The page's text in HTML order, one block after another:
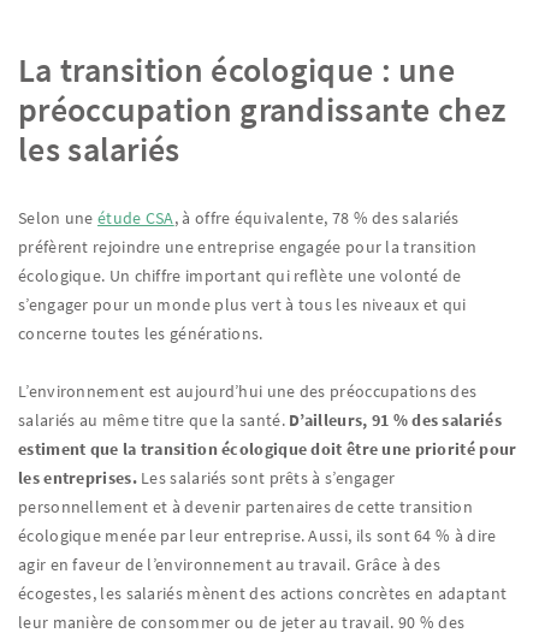
La transition écologique : une
préoccupation grandissante chez
les salariés
Selon une étude CSA, à offre équivalente, 78 % des salariés
préfèrent rejoindre une entreprise engagée pour la transition
écologique. Un chiffre important qui reflète une volonté de
s’engager pour un monde plus vert à tous les niveaux et qui
concerne toutes les générations.
L’environnement est aujourd’hui une des préoccupations des
salariés au même titre que la santé. D’ailleurs, 91 % des salariés
estiment que la transition écologique doit être une priorité pour
les entreprises. Les salariés sont prêts à s’engager
personnellement et à devenir partenaires de cette transition
écologique menée par leur entreprise. Aussi, ils sont 64 % à dire
agir en faveur de l’environnement au travail. Grâce à des
écogestes, les salariés mènent des actions concrètes en adaptant
leur manière de consommer ou de jeter au travail. 90 % des